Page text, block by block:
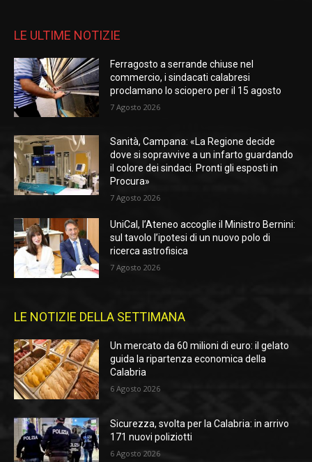
LE ULTIME NOTIZIE
Ferragosto a serrande chiuse nel
commercio, i sindacati calabresi
proclamano lo sciopero per il 15 agosto
7 Agosto 2026
Sanità, Campana: «La Regione decide
dove si sopravvive a un infarto guardando
il colore dei sindaci. Pronti gli esposti in
Procura»
7 Agosto 2026
UniCal, l’Ateneo accoglie il Ministro Bernini:
sul tavolo l’ipotesi di un nuovo polo di
ricerca astrofisica
7 Agosto 2026
LE NOTIZIE DELLA SETTIMANA
Un mercato da 60 milioni di euro: il gelato
guida la ripartenza economica della
Calabria
6 Agosto 2026
Sicurezza, svolta per la Calabria: in arrivo
171 nuovi poliziotti
6 Agosto 2026